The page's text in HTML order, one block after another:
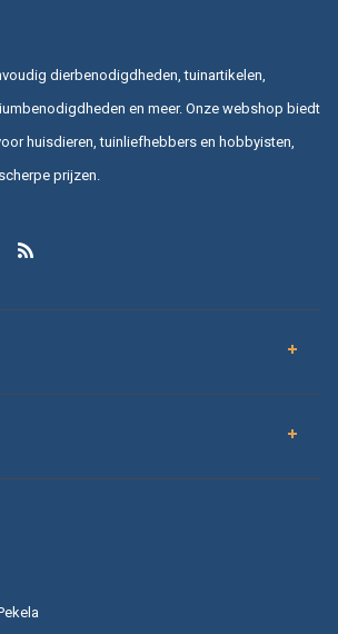
dierbenodigdheden, tuinartikelen,
en meer. Onze webshop biedt
huisdieren, tuinliefhebbers en hobbyisten,
prijzen.